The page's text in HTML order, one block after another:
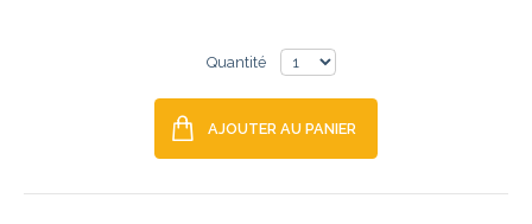
Quantité
AJOUTER AU PANIER